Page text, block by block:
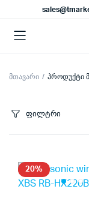
მთავარი პროდუქტი
ფილტრი
20%